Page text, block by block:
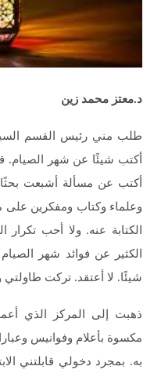
د.معتز محمد زين
طلب مني رئيس القسم
أكتب شيئًا عن شهر الصيام.
أكتب عن مسألة أشبعت بحثًا
وعلماء وكتاب ومفكرين
الكتابة عنه. ولا أحب
الكثير عن فوائد شهر
شيئًا. لا أعتقد. تركت
ذهبت إلى المركز الذي
مكسوة بأعلام وفوانيس
به. بمجرد دخولي قابلتني